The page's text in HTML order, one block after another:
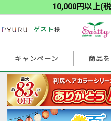
10,000円以上(
ゲスト様
キャンペーン 商品